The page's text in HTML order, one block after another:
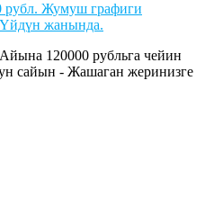
рубл. Жумуш графиги
Үйдүн жанында.
120000 рубльга чейин
сайын - Жашаган жеринизге